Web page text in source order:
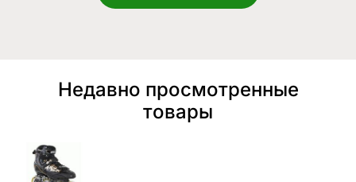
Недавно просмотренные
товары